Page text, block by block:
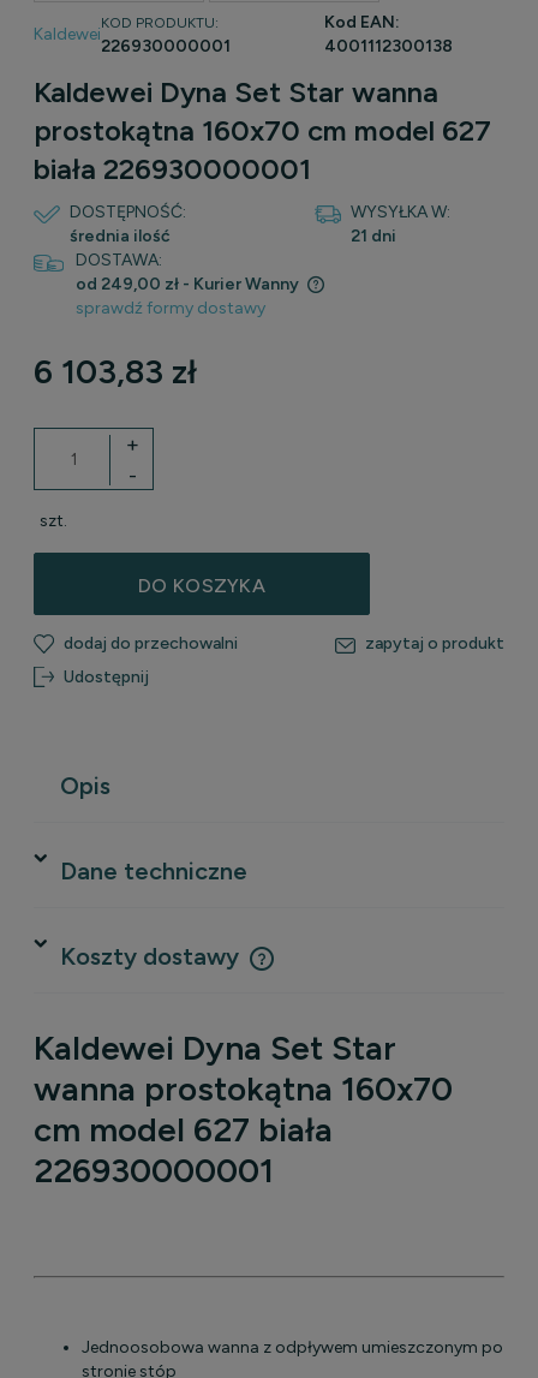
Kaldewei
KOD PRODUKTU:
226930000001
Kod EAN:
4001112300138
Kaldewei Dyna Set Star wanna
prostokątna 160x70 cm model 627
biała 226930000001
DOSTĘPNOŚĆ:
średnia ilość
WYSYŁKA W:
21 dni
DOSTAWA:
od 249,00 zł - Kurier Wanny
Cena nie zawiera ewentualnych kosztów płatności
sprawdź formy dostawy
6 103,83 zł
-
+
szt.
DO KOSZYKA
dodaj do przechowalni
zapytaj o produkt
Udostępnij
Opis
Dane techniczne
Koszty dostawy
Cena nie zawiera ewentualnych kosztów płatności
Kaldewei Dyna Set Star
wanna prostokątna 160x70
cm model 627 biała
226930000001
Jednoosobowa wanna z odpływem umieszczonym po
stronie stóp